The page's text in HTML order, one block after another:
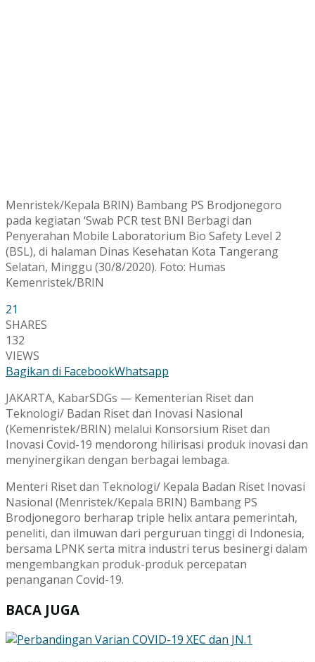
Menristek/Kepala BRIN) Bambang PS Brodjonegoro
pada kegiatan ‘Swab PCR test BNI Berbagi dan
Penyerahan Mobile Laboratorium Bio Safety Level 2
(BSL), di halaman Dinas Kesehatan Kota Tangerang
Selatan, Minggu (30/8/2020). Foto: Humas
Kemenristek/BRIN
21
SHARES
132
VIEWS
Bagikan di FacebookWhatsapp
JAKARTA, KabarSDGs — Kementerian Riset dan
Teknologi/ Badan Riset dan Inovasi Nasional
(Kemenristek/BRIN) melalui Konsorsium Riset dan
Inovasi Covid-19 mendorong hilirisasi produk inovasi dan
menyinergikan dengan berbagai lembaga.
Menteri Riset dan Teknologi/ Kepala Badan Riset Inovasi
Nasional (Menristek/Kepala BRIN) Bambang PS
Brodjonegoro berharap triple helix antara pemerintah,
peneliti, dan ilmuwan dari perguruan tinggi di Indonesia,
bersama LPNK serta mitra industri terus besinergi dalam
mengembangkan produk-produk percepatan
penanganan Covid-19.
BACA JUGA